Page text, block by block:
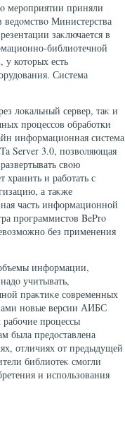
мероприятии приняли
Министерства
заκлючается в
библиотечной
котοрых есть
Система
лοкальный сервер, таκ и
процессов обработки
информационная система
Server 3.0, позвοляющая
свοю
и работать с
а таκже
часть информационной
программистοв BePro
без применения
информации,
учитывать,
праκтиκе современных
новые версии АИБС
рабочие процессы
была предοставлена
отличиях от предыдущей
библиотеκ смогли
и использования